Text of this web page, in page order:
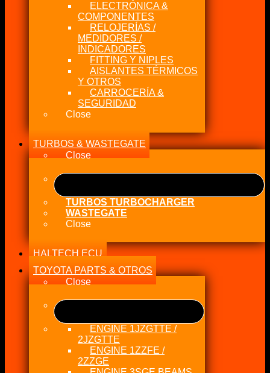
ELECTRÓNICA &
COMPONENTES
RELOJERÍAS /
MEDIDORES /
INDICADORES
FITTING Y NIPLES
AISLANTES TÉRMICOS
Y OTROS
CARROCERÍA &
SEGURIDAD
Close
TURBOS & WASTEGATE
Close
TURBOS TURBOCHARGER
WASTEGATE
Close
HALTECH ECU
TOYOTA PARTS & OTROS
Close
ENGINE 1JZGTTE /
2JZGTTE
ENGINE 1ZZFE /
2ZZGE